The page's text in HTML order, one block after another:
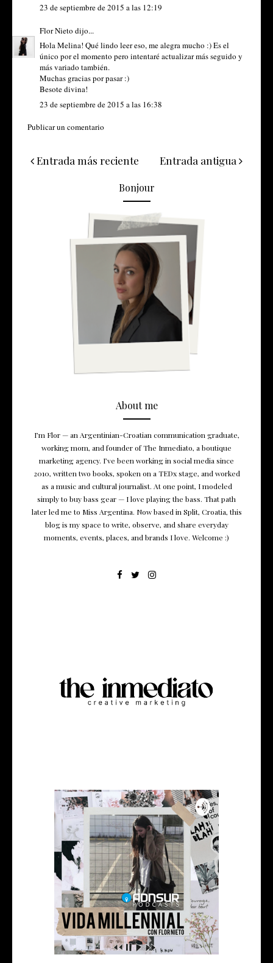
23 de septiembre de 2015 a las 12:19
Flor Nieto dijo...
Hola Melina! Qué lindo leer eso, me alegra mucho :) Es el
único por el momento pero intentaré actualizar más seguido y
más variado también.
Muchas gracias por pasar :)
Besote divina!
23 de septiembre de 2015 a las 16:38
Publicar un comentario
Entrada más reciente Entrada antigua
Bonjour
About me
I’m Flor — an Argentinian-Croatian communication graduate,
working mom, and founder of The Inmediato, a boutique
marketing agency. I’ve been working in social media since
2010, written two books, spoken on a TEDx stage, and worked
as a music and cultural journalist. At one point, I modeled
simply to buy bass gear — I love playing the bass. That path
later led me to Miss Argentina. Now based in Split, Croatia, this
blog is my space to write, observe, and share everyday
moments, events, places, and brands I love. Welcome :)